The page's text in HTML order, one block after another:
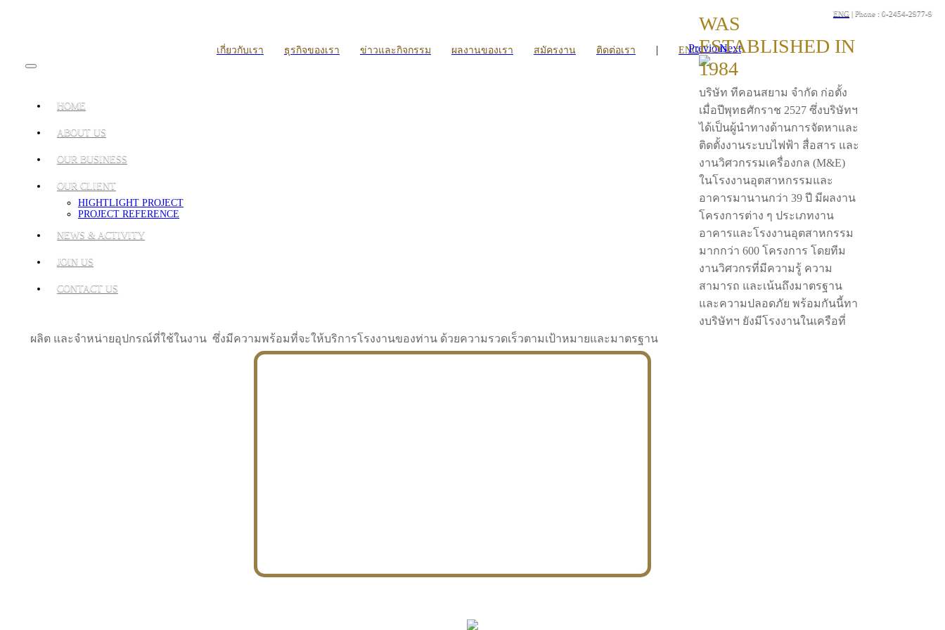
ENG | Phone : 0-2454-2977-9
เกี่ยวกับเรา ธุรกิจของเรา ข่าวและกิจกรรม ผลงานของเรา สมัครงาน ติดต่อเรา | ENG
HOME
ABOUT US
OUR BUSINESS
OUR CLIENT
HIGHTLIGHT PROJECT
PROJECT REFERENCE
NEWS & ACTIVITY
JOIN US
CONTACT US
PreviousNext
WAS
ESTABLISHED IN
1984
บริษัท ทีคอนสยาม จำกัด ก่อตั้ง
เมื่อปีพุทธศักราช 2527 ซึ่งบริษัทฯ
ได้เป็นผู้นำทางด้านการจัดหาและ
ติดตั้งงานระบบไฟฟ้า สื่อสาร และ
งานวิศวกรรมเครื่องกล (M&E)
ในโรงงานอุตสาหกรรมและ
อาคารมานานกว่า 39 ปี มีผลงาน
โครงการต่าง ๆ ประเภทงาน
อาคารและโรงงานอุตสาหกรรม
มากกว่า 600 โครงการ โดยทีม
งานวิศวกรที่มีความรู้ ความ
สามารถ และเน้นถึงมาตรฐาน
และความปลอดภัย พร้อมกันนี้ทา
งบริษัทฯ ยังมีโรงงานในเครือที่
ผลิต และจำหน่ายอุปกรณ์ที่ใช้ในงาน ซึ่งมีความพร้อมที่จะให้บริการโรงงานของท่าน ด้วยความรวดเร็วตามเป้าหมายและมาตรฐาน